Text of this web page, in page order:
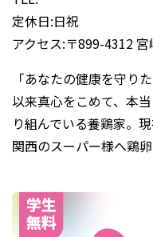
定休日:日祝
アクセス:〒899-4312
「あなたの健康を守り
以来真心をこめて、本
り組んでいる養鶏家。
関西のスーパー様へ鶏